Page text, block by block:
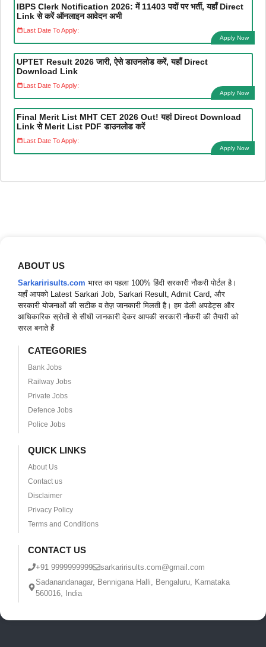
IBPS Clerk Notification 2026: में 11403 पदों पर भर्ती, यहाँ Direct
Link से करें ऑनलाइन आवेदन अभी
Last Date To Apply:
Apply Now
UPTET Result 2026 जारी, ऐसे डाउनलोड करें, यहाँ Direct
Download Link
Last Date To Apply:
Apply Now
Final Merit List MHT CET 2026 Out! यहां Direct Download
Link से Merit List PDF डाउनलोड करें
Last Date To Apply:
Apply Now
ABOUT US
Sarkaririsults.com भारत का पहला 100% हिंदी सरकारी नौकरी पोर्टल है।
यहाँ आपको Latest Sarkari Job, Sarkari Result, Admit Card, और
सरकारी योजनाओं की सटीक व तेज़ जानकारी मिलती है। हम डेली अपडेट्स और
आधिकारिक स्रोतों से सीधी जानकारी देकर आपकी सरकारी नौकरी की तैयारी को
सरल बनाते हैं
CATEGORIES
Bank Jobs
Railway Jobs
Private Jobs
Defence Jobs
Police Jobs
QUICK LINKS
About Us
Contact us
Disclaimer
Privacy Policy
Terms and Conditions
CONTACT US
+91 9999999999
sarkaririsults.com@gmail.com
Sadanandanagar, Bennigana Halli, Bengaluru, Karnataka
560016, India